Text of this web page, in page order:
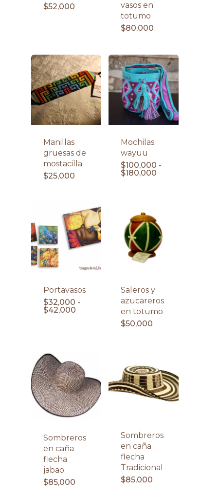
$52,000
vasos en
totumo
$80,000
Manillas
gruesas de
mostacilla
$25,000
Mochilas
wayuu
$100,000 -
$180,000
$180,000
Portavasos
$32,000 -
$42,000
Saleros y
azucareros
en totumo
$50,000
Sombreros
en caña
flecha
jabao
$85,000
Sombreros
en caña
flecha
Tradicional
$85,000